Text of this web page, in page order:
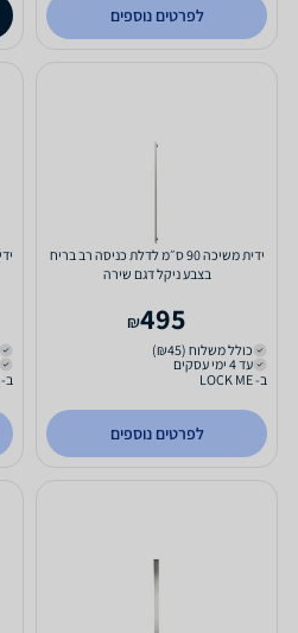
לפרטים נוספים
ידית משיכה 90 ס״מ לדלת כניסה רב בריח
בצבע ניקל דגם שירה
495
₪
כולל משלוח (₪45)
עד 4 ימי עסקים
ב- LOCK ME
לפרטים נוספים
ב- LOCK ME